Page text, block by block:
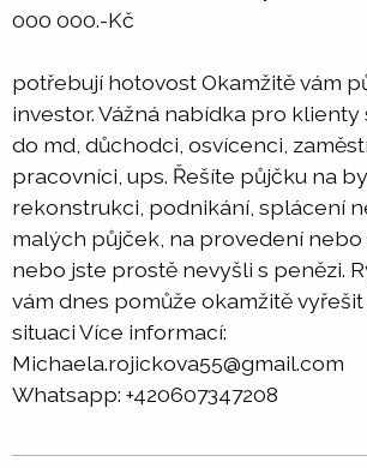
000 000.-Kč
potřebují hotovost Okamžitě vám
investor. Vážná nabídka pro klienty
do md, důchodci, osvícenci,
pracovníci, ups. Řešíte půjčku na
rekonstrukci, podnikání, splácení
malých půjček, na provedení nebo
nebo jste prostě nevyšli s penězi.
vám dnes pomůže okamžitě
situaci Více informací:
Michaela.rojickova55@gmail.com
Whatsapp: +420607347208